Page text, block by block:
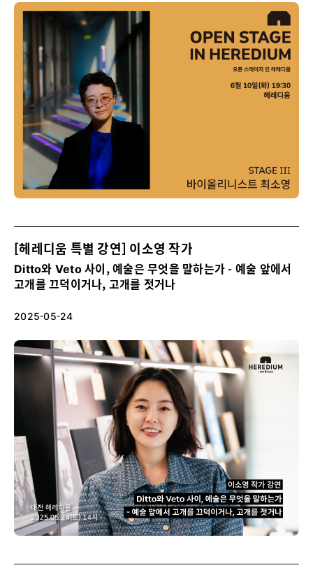
[헤레디움 특별 강연] 이소영 작가
Ditto와 Veto 사이, 예술은 무엇을 말하는가 - 예술 앞에서
고개를 끄덕이거나, 고개를 젓거나
2025-05-24